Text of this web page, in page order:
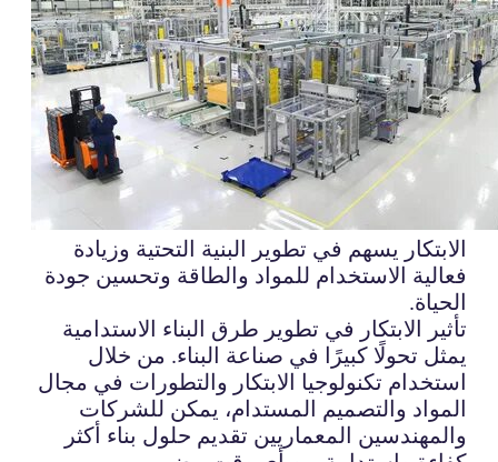
الابتكار يسهم في تطوير البنية التحتية وزيادة
فعالية الاستخدام للمواد والطاقة وتحسين جودة
الحياة.
تأثير الابتكار في تطوير طرق البناء الاستدامية
يمثل تحولًا كبيرًا في صناعة البناء. من خلال
استخدام تكنولوجيا الابتكار والتطورات في مجال
المواد والتصميم المستدام، يمكن للشركات
والمهندسين المعماريين تقديم حلول بناء أكثر